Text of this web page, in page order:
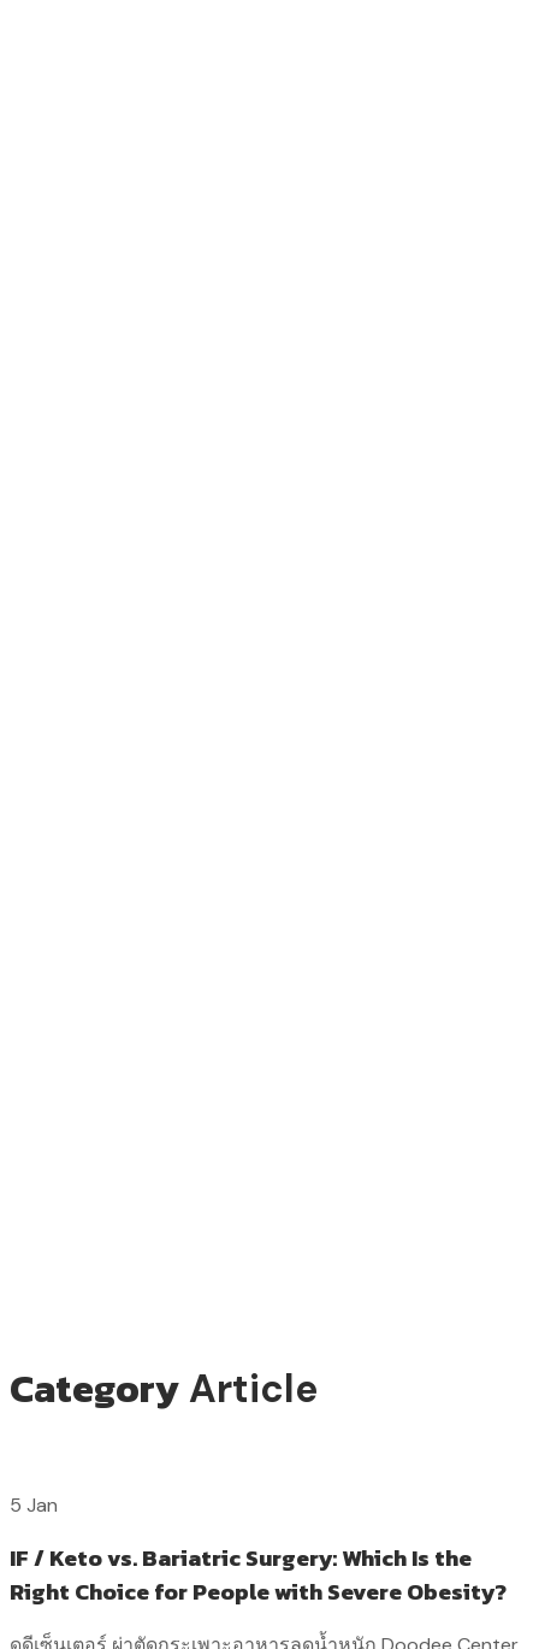
CategoryArticle
5 Jan
IF / Keto vs. Bariatric Surgery: Which Is the
Right Choice for People with Severe Obesity?